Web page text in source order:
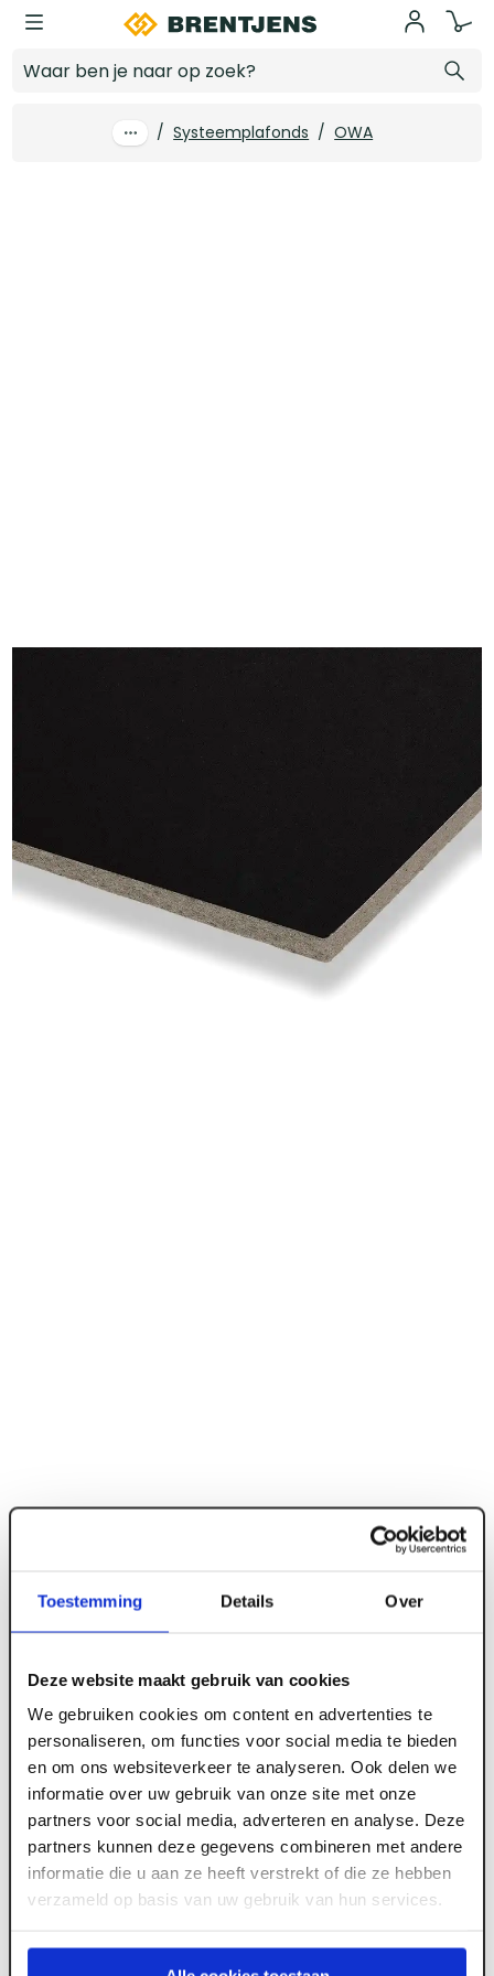
Toestemming Details Over
Deze website maakt gebruik van cookies
We gebruiken cookies om content en advertenties te
personaliseren, om functies voor social media te bieden
en om ons websiteverkeer te analyseren. Ook delen we
informatie over uw gebruik van onze site met onze
partners voor social media, adverteren en analyse. Deze
partners kunnen deze gegevens combineren met andere
informatie die u aan ze heeft verstrekt of die ze hebben
verzameld op basis van uw gebruik van hun services.
Ga naar hoofdinhoud
/ Systeemplafonds / OWA
mm (K3 - 12 st/pk)
Meld je aan of maak een account aan om toegang
te krijgen tot de prijzen.
Log in voor prijzen
Log in voor prijzen